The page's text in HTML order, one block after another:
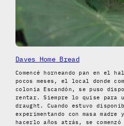
Daves Home Bread
Comencé horneando pan en el
pocos meses, el local donde
colonia Escandón, se puso
rentar. Siempre lo quise para
draught. Cuando estuvo
experimentando con masa
hacerlo años atrás, se